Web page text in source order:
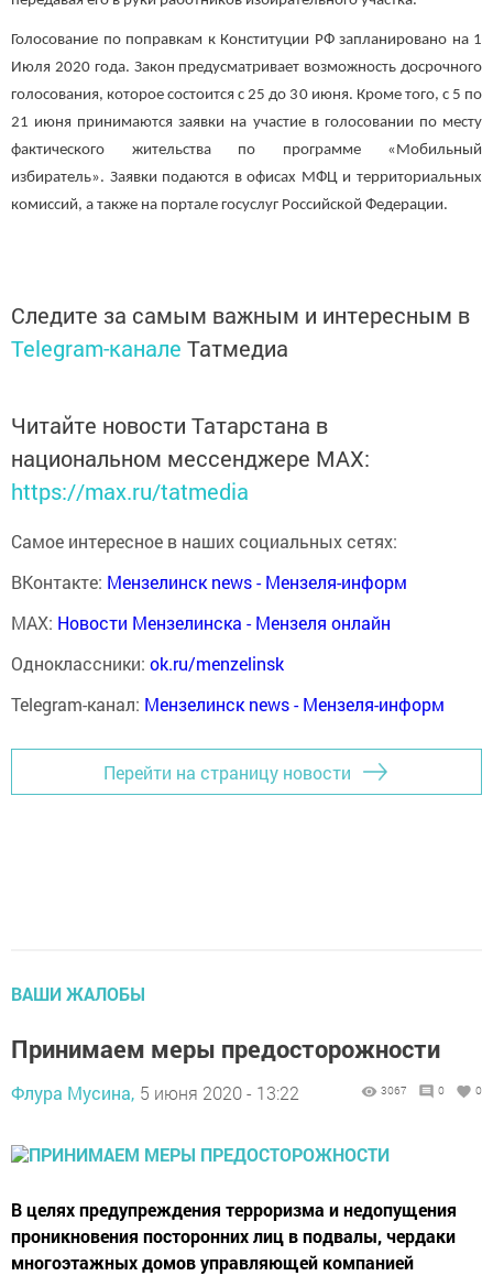
Голосование по поправкам к Конституции РФ запланировано на 1
Июля 2020 года. Закон предусматривает возможность досрочного
голосования, которое состоится с 25 до 30 июня. Кроме того, с 5 по
21 июня принимаются заявки на участие в голосовании по месту
фактического жительства по программе «Мобильный
избиратель». Заявки подаются в офисах МФЦ и территориальных
комиссий, а также на портале госуслуг Российской Федерации.
Следите за самым важным и интересным в
Telegram-канале Татмедиа
Читайте новости Татарстана в
национальном мессенджере MАХ:
https://max.ru/tatmedia
Самое интересное в наших социальных сетях:
ВКонтакте: Мензелинск news - Мензеля-информ
MAX: Новости Мензелинска - Мензеля онлайн
Одноклассники: ok.ru/menzelinsk
Telegram-канал: Мензелинск news - Мензеля-информ
Перейти на страницу новости
ВАШИ ЖАЛОБЫ
Принимаем меры предосторожности
Флура Мусина, 5 июня 2020 - 13:22 3067 0 0
В целях предупреждения терроризма и недопущения
проникновения посторонних лиц в подвалы, чердаки
многоэтажных домов управляющей компанией